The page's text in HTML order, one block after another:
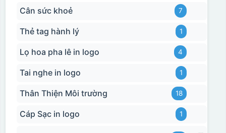
Cân sức khoẻ 7
Thẻ tag hành lý 1
Lọ hoa pha lê in logo 4
Tai nghe in logo 1
Thân Thiện Môi trường 18
Cáp Sạc in logo 1